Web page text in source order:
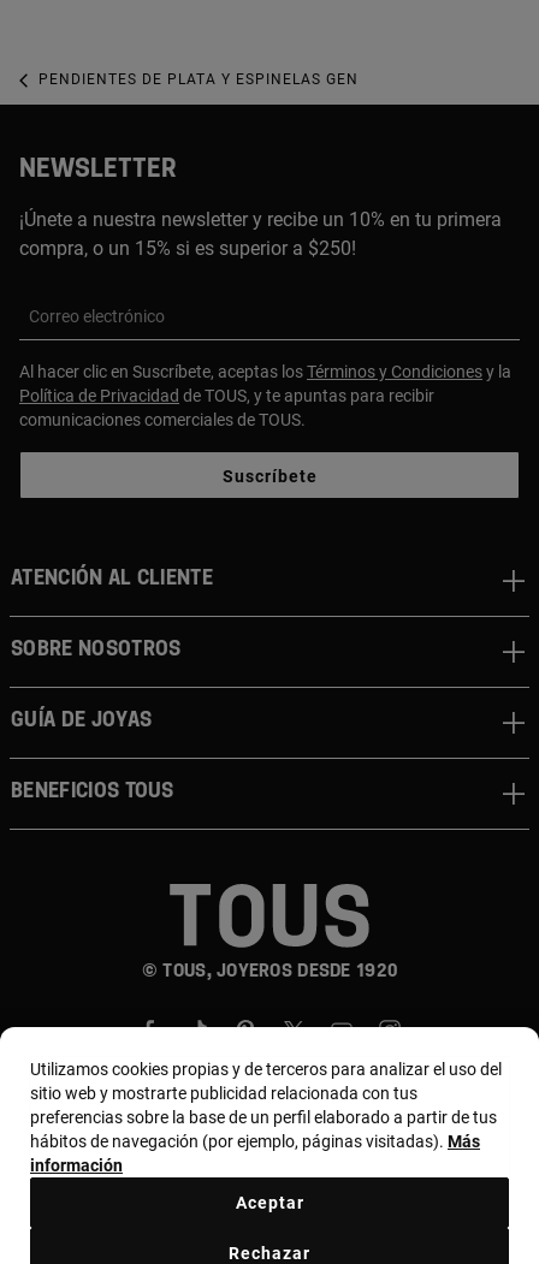
PENDIENTES DE PLATA Y ESPINELAS GEN
NEWSLETTER
¡Únete a nuestra newsletter y recibe un 10% en tu primera
compra, o un 15% si es superior a $250!
Correo electrónico
Al hacer clic en Suscríbete, aceptas losTérminos y Condicionesy la
Política de Privacidad de TOUS, y te apuntas para recibir
comunicaciones comerciales de TOUS.
Suscríbete
© TOUS, JOYEROS DESDE 1920
ATENCIÓN AL CLIENTE
SOBRE NOSOTROS
GUÍA DE JOYAS
BENEFICIOS TOUS
País y moneda:Puerto Rico / US Dollar
Utilizamos cookies propias y de terceros para analizar el uso del
sitio web y mostrarte publicidad relacionada con tus
preferencias sobre la base de un perfil elaborado a partir de tus
hábitos de navegación (por ejemplo, páginas visitadas). Más
información
Rechazar
Aceptar